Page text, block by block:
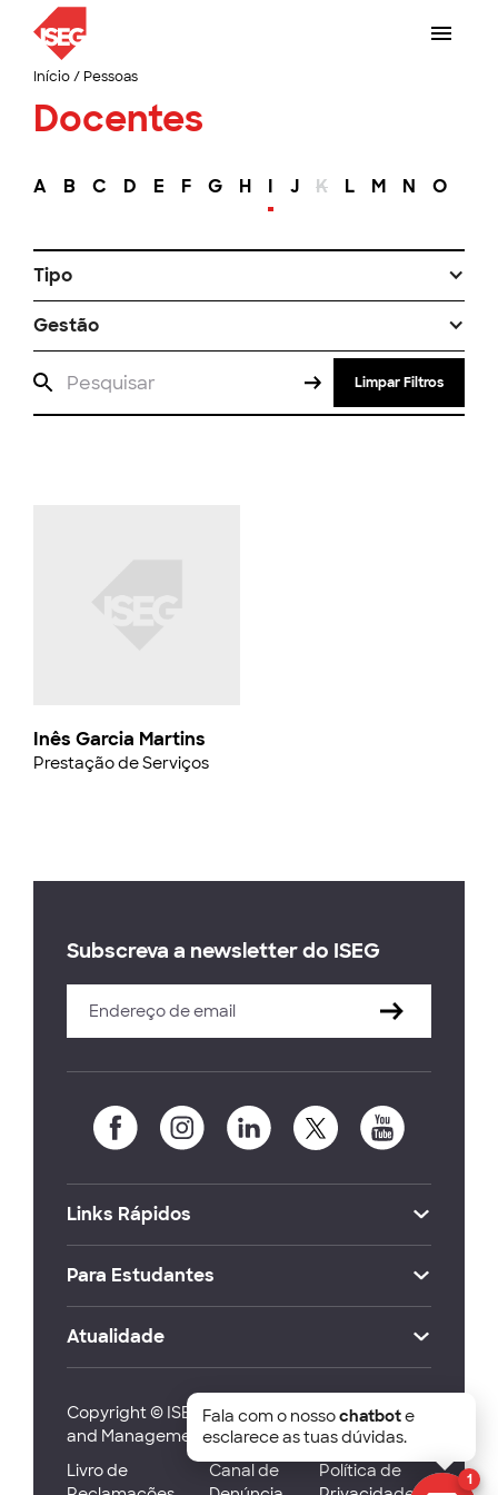
Início/ Pessoas
Docentes
A B C D E F G H I J K L M N O
Tipo
Gestão
Limpar Filtros
Inês Garcia Martins
Prestação de Serviços
Subscreva a newsletter do ISEG
Links Rápidos
Para Estudantes
Atualidade
Copyright © ISEG Lisbon School of Economics
and Management 2026
Livro de
Canal de
Política de
1
Fala com o nossochatbote
esclarece as tuas dúvidas.